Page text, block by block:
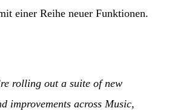
einer Reihe neuer Funktionen.
rolling out a suite of new
improvements across Music,